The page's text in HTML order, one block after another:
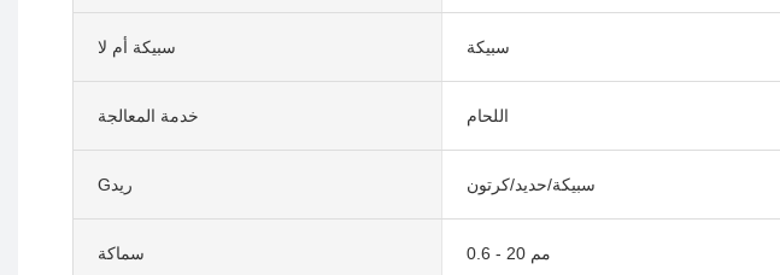
سبيكة أم لا سبيكة
خدمة المعالجة اللحام
Gريد سبيكة/حديد/كرتون
سماكة 0.6 - 20 مم